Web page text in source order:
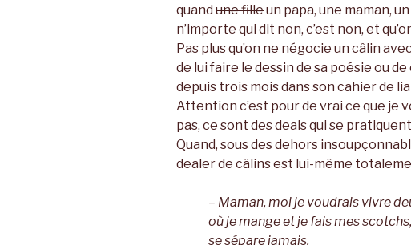
quand une filleun papa, une maman,
n’importe qui dit non, c’est non, et
Pas plus qu’on ne négocie un câlin
de lui faire le dessin de sa poésie ou
depuis trois mois dans son cahier de
Attention c’est pour de vrai ce que je
pas, ce sont des deals qui se
Quand, sous des dehors
dealer de câlins est lui-même
– Maman, moi je voudrais vivre
où je mange et je fais mes
se sépare jamais.